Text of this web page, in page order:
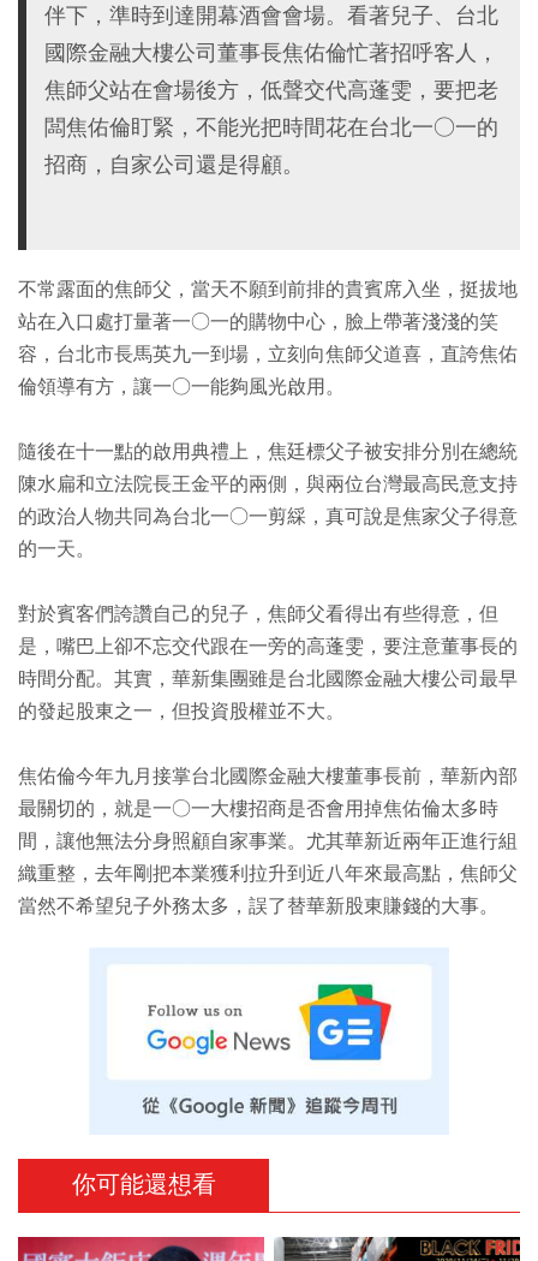
伴下，準時到達開幕酒會會場。看著兒子、台北
國際金融大樓公司董事長焦佑倫忙著招呼客人，
焦師父站在會場後方，低聲交代高蓬雯，要把老
闆焦佑倫盯緊，不能光把時間花在台北一○一的
招商，自家公司還是得顧。
不常露面的焦師父，當天不願到前排的貴賓席入坐，挺拔地
站在入口處打量著一○一的購物中心，臉上帶著淺淺的笑
容，台北市長馬英九一到場，立刻向焦師父道喜，直誇焦佑
倫領導有方，讓一○一能夠風光啟用。
隨後在十一點的啟用典禮上，焦廷標父子被安排分別在總統
陳水扁和立法院長王金平的兩側，與兩位台灣最高民意支持
的政治人物共同為台北一○一剪綵，真可說是焦家父子得意
的一天。
對於賓客們誇讚自己的兒子，焦師父看得出有些得意，但
是，嘴巴上卻不忘交代跟在一旁的高蓬雯，要注意董事長的
時間分配。其實，華新集團雖是台北國際金融大樓公司最早
的發起股東之一，但投資股權並不大。
焦佑倫今年九月接掌台北國際金融大樓董事長前，華新內部
最關切的，就是一○一大樓招商是否會用掉焦佑倫太多時
間，讓他無法分身照顧自家事業。尤其華新近兩年正進行組
織重整，去年剛把本業獲利拉升到近八年來最高點，焦師父
當然不希望兒子外務太多，誤了替華新股東賺錢的大事。
你可能還想看